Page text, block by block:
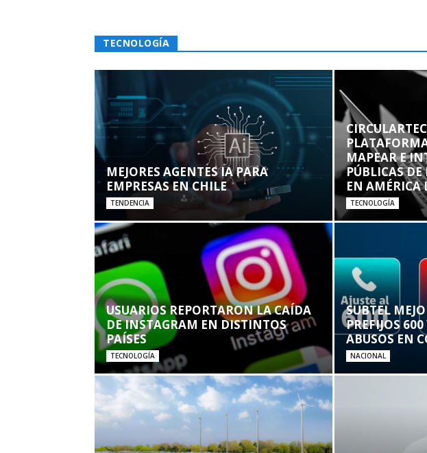
TECNOLOGÍA
MEJORES AGENTES IA PARA
EMPRESAS EN CHILE
TENDENCIA
MAPEAR E
PÚBLICAS
EN AMÉRICA
TECNOLOGÍA
USUARIOS REPORTARON LA CAÍDA
DE INSTAGRAM EN DISTINTOS
PAÍSES
TECNOLOGÍA
SUBTEL
PREFIJOS
ABUSOS EN
NACIONAL